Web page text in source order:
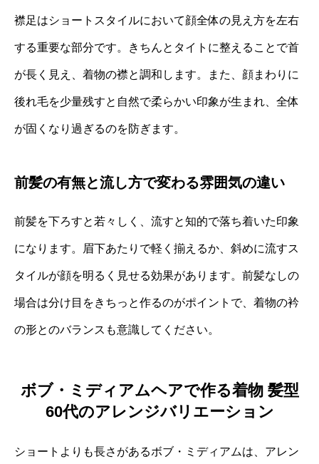
襟足はショートスタイルにおいて顔全体の見え方を左右
する重要な部分です。きちんとタイトに整えることで首
が長く見え、着物の襟と調和します。また、顔まわりに
後れ毛を少量残すと自然で柔らかい印象が生まれ、全体
が固くなり過ぎるのを防ぎます。
前髪の有無と流し方で変わる雰囲気の違い
前髪を下ろすと若々しく、流すと知的で落ち着いた印象
になります。眉下あたりで軽く揃えるか、斜めに流すス
タイルが顔を明るく見せる効果があります。前髪なしの
場合は分け目をきちっと作るのがポイントで、着物の衿
の形とのバランスも意識してください。
ボブ・ミディアムヘアで作る着物 髪型
60代のアレンジバリエーション
ショートよりも長さがあるボブ・ミディアムは、アレン